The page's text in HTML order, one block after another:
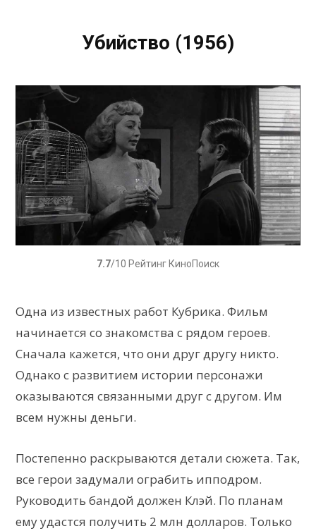
Убийство (1956)
7.7/10 Рейтинг КиноПоиск
Одна из известных работ Кубрика. Фильм
начинается со знакомства с рядом героев.
Сначала кажется, что они друг другу никто.
Однако с развитием истории персонажи
оказываются связанными друг с другом. Им
всем нужны деньги.
Постепенно раскрываются детали сюжета. Так,
все герои задумали ограбить ипподром.
Руководить бандой должен Клэй. По планам
ему удастся получить 2 млн долларов. Только